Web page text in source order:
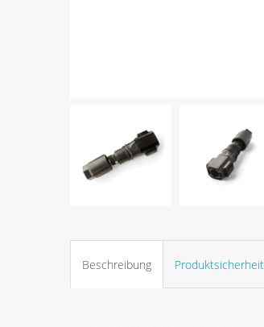
Beschreibung Produktsicherheit